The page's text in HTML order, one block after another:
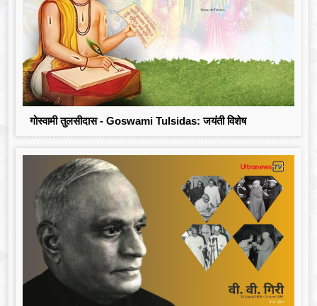
गोस्वामी तुलसीदास - Goswami Tulsidas: जयंती विशेष